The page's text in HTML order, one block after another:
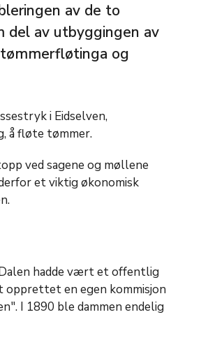
av de to
av utbyggingen av
og
i Eidselven,
å fløte tømmer.
ved sagene og møllene
et viktig økonomisk
hadde vært et offentlig
en egen kommisjon
I 1890 ble dammen endelig